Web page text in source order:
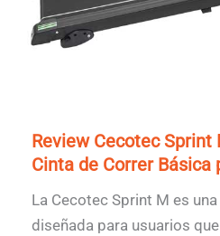
Review Cecotec Sprint
Cinta de Correr Básica
La Cecotec Sprint M es
diseñada para usuarios